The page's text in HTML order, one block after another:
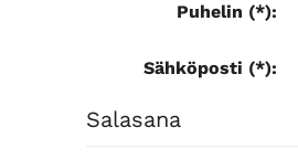
Puhelin (*):
Sähköposti (*):
Salasana